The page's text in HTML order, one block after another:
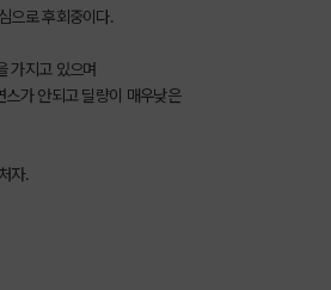
으로 후회중이다.
가지고 있으며
가 안되고 딜량이 매우낮은
자.